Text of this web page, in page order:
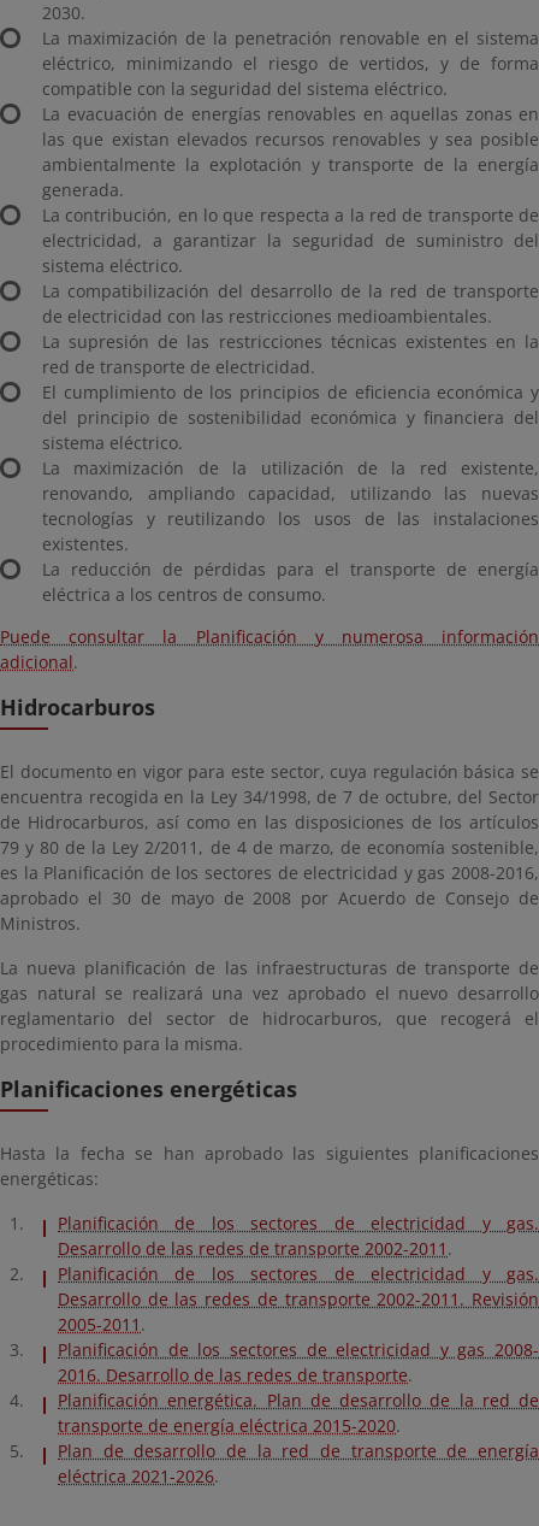
2030.
La maximización de la penetración renovable en el sistema
eléctrico, minimizando el riesgo de vertidos, y de forma
compatible con la seguridad del sistema eléctrico.
La evacuación de energías renovables en aquellas zonas en
las que existan elevados recursos renovables y sea posible
ambientalmente la explotación y transporte de la energía
generada.
La contribución, en lo que respecta a la red de transporte de
electricidad, a garantizar la seguridad de suministro del
sistema eléctrico.
La compatibilización del desarrollo de la red de transporte
de electricidad con las restricciones medioambientales.
La supresión de las restricciones técnicas existentes en la
red de transporte de electricidad.
El cumplimiento de los principios de eficiencia económica y
del principio de sostenibilidad económica y financiera del
sistema eléctrico.
La maximización de la utilización de la red existente,
renovando, ampliando capacidad, utilizando las nuevas
tecnologías y reutilizando los usos de las instalaciones
existentes.
La reducción de pérdidas para el transporte de energía
eléctrica a los centros de consumo.
Puede consultar la Planificación y numerosa información
adicional.
Hidrocarburos
El documento en vigor para este sector, cuya regulación básica se
encuentra recogida en la Ley 34/1998, de 7 de octubre, del Sector
de Hidrocarburos, así como en las disposiciones de los artículos
79 y 80 de la Ley 2/2011, de 4 de marzo, de economía sostenible,
es la Planificación de los sectores de electricidad y gas 2008-2016,
aprobado el 30 de mayo de 2008 por Acuerdo de Consejo de
Ministros.
La nueva planificación de las infraestructuras de transporte de
gas natural se realizará una vez aprobado el nuevo desarrollo
reglamentario del sector de hidrocarburos, que recogerá el
procedimiento para la misma.
Planificaciones energéticas
Hasta la fecha se han aprobado las siguientes planificaciones
energéticas:
Planificación de los sectores de electricidad y gas.
Desarrollo de las redes de transporte 2002-2011 .
Planificación de los sectores de electricidad y gas.
Desarrollo de las redes de transporte 2002-2011. Revisión
2005-2011 .
Planificación de los sectores de electricidad y gas 2008-
2016. Desarrollo de las redes de transporte.
Planificación energética. Plan de desarrollo de la red de
transporte de energía eléctrica 2015-2020.
Plan de desarrollo de la red de transporte de energía
eléctrica 2021-2026.